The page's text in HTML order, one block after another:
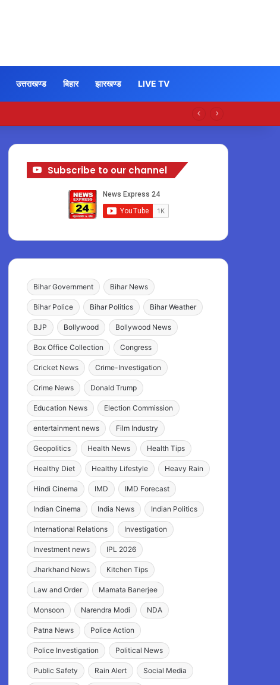
उत्तराखण्ड बिहार झारखण्ड LIVE TV
Subscribe to our channel
Bihar Government Bihar News
Bihar Police Bihar Politics Bihar Weather
BJP Bollywood Bollywood News
Box Office Collection Congress
Cricket News Crime-Investigation
Crime News Donald Trump
Education News Election Commission
entertainment news Film Industry
Geopolitics Health News Health Tips
Healthy Diet Healthy Lifestyle Heavy Rain
Hindi Cinema IMD IMD Forecast
Indian Cinema India News Indian Politics
International Relations Investigation
Investment news IPL 2026
Jharkhand News Kitchen Tips
Law and Order Mamata Banerjee
Monsoon Narendra Modi NDA
Patna News Police Action
Police Investigation Political News
Public Safety Rain Alert Social Media